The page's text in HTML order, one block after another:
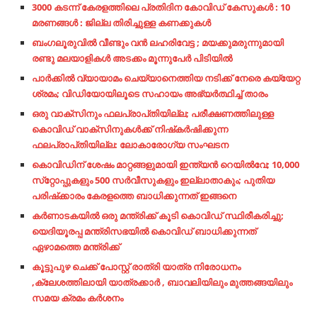
3000 കടന്ന് കേരളത്തിലെ പ്രതിദിന കോവിഡ് കേസുകള്‍ : 10
മരണങ്ങള്‍ : ജില്ല തിരിച്ചുള്ള കണക്കുകള്‍
ബംഗലൂരുവില്‍ വീണ്ടും വന്‍ ലഹരിവേട്ട ; മയക്കുമരുന്നുമായി
രണ്ടു മലയാളികള്‍ അടക്കം മൂന്നുപേര്‍ പിടിയില്‍
പാര്‍ക്കില്‍ വ്യായാമം ചെയ്യാനെത്തിയ നടിക്ക് നേരെ കയ്യേറ്റ
ശ്രമം; വിഡിയോയിലൂടെ സഹായം അഭ്യര്‍ത്ഥിച്ച്‌ താരം
ഒരു വാക്സിനും ഫലപ്രാപ്‍തിയില്ല; പരീക്ഷണത്തിലുള്ള
കൊവിഡ് വാക്സിനുകള്‍ക്ക് നിഷ്‍കര്‍ഷിക്കുന്ന
ഫലപ്രാപ്‍തിയില്ല: ലോകാരോഗ്യ സംഘടന
കൊവിഡിന് ശേഷം മാറ്റങ്ങളുമായി ഇന്ത്യന്‍ റെയില്‍വേ; 10,000
സ്‌റ്റോപ്പുകളും 500 സര്‍വീസുകളും ഇല്ലാതാകും; പുതിയ
പരിഷ്‌ക്കാരം കേരളത്തെ ബാധിക്കുന്നത് ഇങ്ങനെ
കര്‍ണാടകയില്‍ ഒരു മന്ത്രിക്ക് കൂടി കൊവിഡ് സ്ഥിരീകരിച്ചു;
യെദിയൂരപ്പ മന്ത്രിസഭയില്‍ കൊവിഡ് ബാധിക്കുന്നത്
ഏഴാമത്തെ മന്ത്രിക്ക്
കൂട്ടുപുഴ ചെക്ക് പോസ്റ്റ് രാത്രി യാത്ര നിരോധനം
,ക്ലേശത്തിലായി യാത്രക്കാർ , ബാവലിയിലും മുത്തങ്ങയിലും
സമയ ക്രമം കർശനം